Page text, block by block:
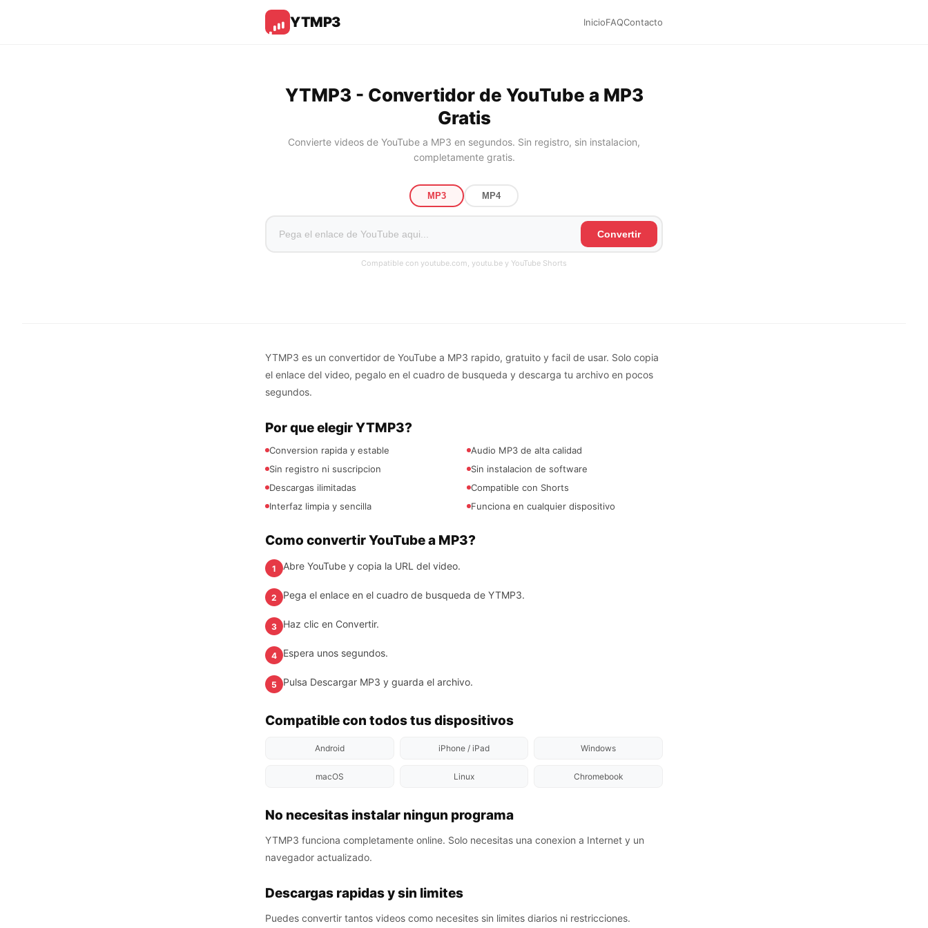
YTMP3 InicioFAQContacto
YTMP3 - Convertidor de YouTube a MP3
Gratis
Convierte videos de YouTube a MP3 en segundos. Sin registro, sin instalacion,
completamente gratis.
MP3 MP4
Convertir
Compatible con youtube.com, youtu.be y YouTube Shorts
YTMP3 es un convertidor de YouTube a MP3 rapido, gratuito y facil de usar. Solo copia
el enlace del video, pegalo en el cuadro de busqueda y descarga tu archivo en pocos
segundos.
Por que elegir YTMP3?
Conversion rapida y estable
Audio MP3 de alta calidad
Sin registro ni suscripcion
Sin instalacion de software
Descargas ilimitadas
Compatible con Shorts
Interfaz limpia y sencilla
Funciona en cualquier dispositivo
Como convertir YouTube a MP3?
1 Abre YouTube y copia la URL del video.
2 Pega el enlace en el cuadro de busqueda de YTMP3.
3 Haz clic en Convertir.
4 Espera unos segundos.
5 Pulsa Descargar MP3 y guarda el archivo.
Compatible con todos tus dispositivos
Android iPhone / iPad Windows
macOS Linux Chromebook
No necesitas instalar ningun programa
YTMP3 funciona completamente online. Solo necesitas una conexion a Internet y un
navegador actualizado.
Descargas rapidas y sin limites
Puedes convertir tantos videos como necesites sin limites diarios ni restricciones.